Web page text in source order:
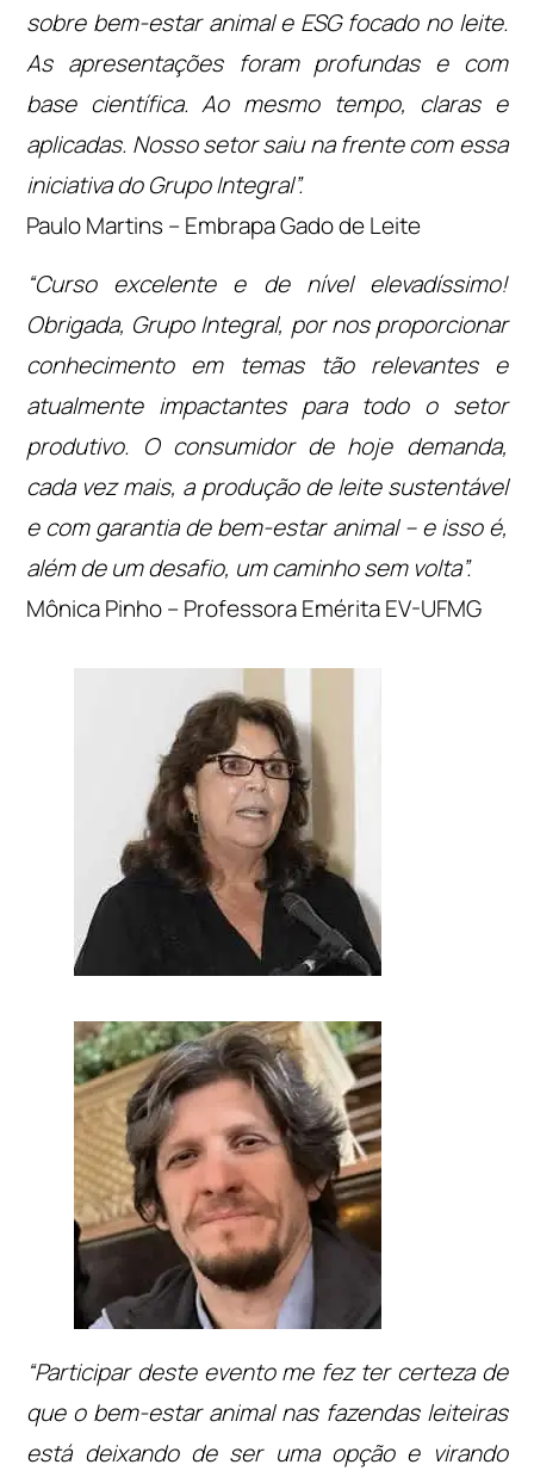
sobre bem-estar animal e ESG focado no leite.
As apresentações foram profundas e com
base científica. Ao mesmo tempo, claras e
aplicadas. Nosso setor saiu na frente com essa
iniciativa do Grupo Integral”.
Paulo Martins – Embrapa Gado de Leite
“Curso excelente e de nível elevadíssimo!
Obrigada, Grupo Integral, por nos proporcionar
conhecimento em temas tão relevantes e
atualmente impactantes para todo o setor
produtivo. O consumidor de hoje demanda,
cada vez mais, a produção de leite sustentável
e com garantia de bem-estar animal – e isso é,
além de um desafio, um caminho sem volta”.
Mônica Pinho – Professora Emérita EV-UFMG
“Participar deste evento me fez ter certeza de
que o bem-estar animal nas fazendas leiteiras
está deixando de ser uma opção e virando